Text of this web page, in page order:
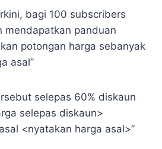
bagi 100 subscribers
mendapatkan panduan
potongan harga sebanyak
asal”
selepas 60% diskaun
selepas diskaun>
<nyatakan harga asal>”